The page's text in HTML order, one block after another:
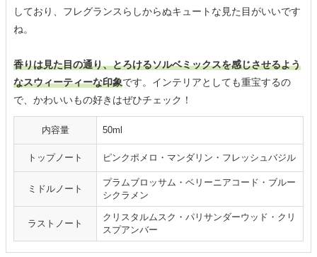
しており、フレグランスらしからぬキュートな見た目がいいです
ね。
香りは見た目の通り、とろけるソルベミックスを感じさせるよう
なスウィーティーな印象です。インテリアとしても重宝するの
で、かわいいもの好きはぜひチェック！
内容量 50ml
トップノート ピンクポメロ・マンダリン・フレッシュバジル
ミドルノート
プラムブロッサム・ベリーニアコード・ブルー
シクラメン
ラストノート
クリスタルムスク・パリサンダーウッド・クリ
スプアンバー